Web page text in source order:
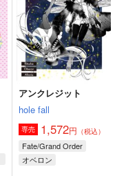
サンプル
作品詳細
アンクレジット
hole fall
専売 1,572円 （税込）
Fate/Grand Order
オベロン